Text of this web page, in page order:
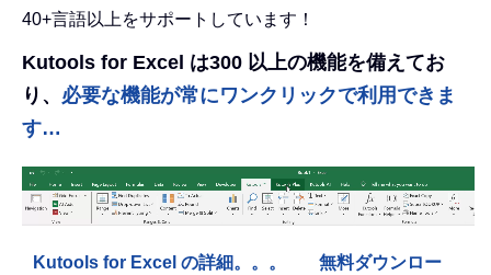
40+言語以上をサポートしています！
Kutools for Excel は300 以上の機能を備えてお
り、 必要な機能が常にワンクリックで利用できま
す…
Kutools for Excel の詳細。。。
無料ダウンロー